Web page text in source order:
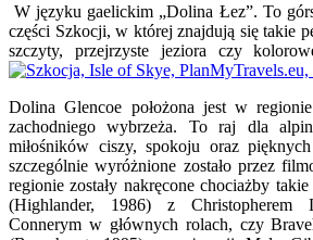
W języku gaelickim „Dolina Łez”. To
części Szkocji, w której znajdują się takie
szczyty, przejrzyste jeziora czy
Dolina Glencoe położona jest w
zachodniego wybrzeża. To raj dla
miłośników ciszy, spokoju oraz
szczególnie wyróżnione zostało przez
regionie zostały nakręcone chociażby
(Highlander, 1986) z Christopherem
Connerym w głównych rolach, czy